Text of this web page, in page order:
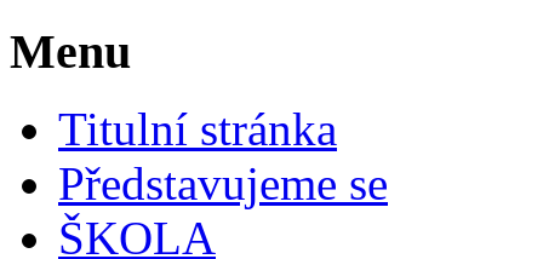
Menu
Titulní stránka
Představujeme se
ŠKOLA